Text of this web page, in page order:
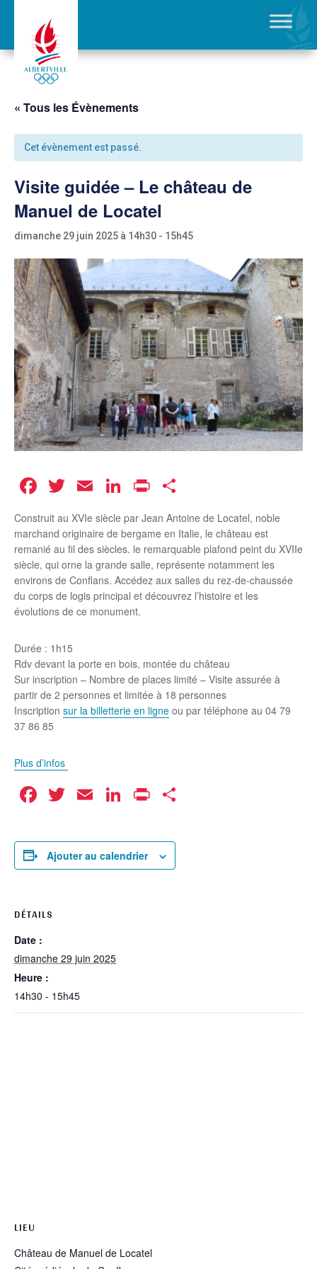
« Tous les Évènements
Cet évènement est passé.
Visite guidée – Le château de
Manuel de Locatel
dimanche 29 juin 2025 à 14h30 - 15h45
Facebook
Twitter
EmailLinkedIn
Print
Construit au XVIe siècle par Jean Antoine de Locatel, noble
marchand originaire de bergame en Italie, le château est
remanié au fil des siècles. le remarquable plafond peint du XVIIe
siècle, qui orne la grande salle, représente notamment les
environs de Conflans. Accédez aux salles du rez-de-chaussée
du corps de logis principal et découvrez l’histoire et les
évolutions de ce monument.
Durée : 1h15
Rdv devant la porte en bois, montée du château
Sur inscription – Nombre de places limité – Visite assurée à
partir de 2 personnes et limitée à 18 personnes
Inscription sur la billetterie en ligne ou par téléphone au 04 79
37 86 85
Plus d’infos
Facebook
Twitter
EmailLinkedIn
Print
Ajouter au calendrier
DÉTAILS
Date :
dimanche 29 juin 2025
Heure :
14h30 - 15h45
LIEU
Château de Manuel de Locatel